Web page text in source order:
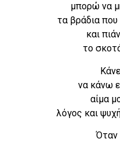
μπορώ να
τα βράδια
και
το
να κάνω
αίμα
λόγος και
Όταν